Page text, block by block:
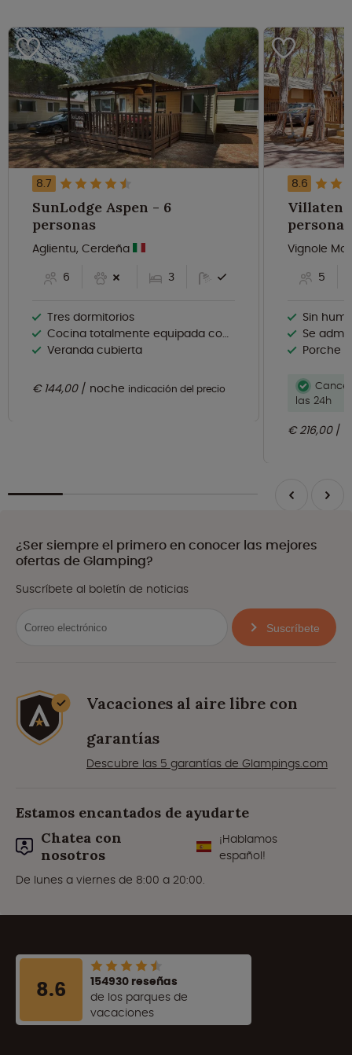
8.7
SunLodge Aspen - 6
personas
Aglientu, Cerdeña
6
3
Tres dormitorios
Cocina totalmente equipada con lavavajillas
Veranda cubierta
€ 144,00 noche indicación del precio
8.6
Villatent
personas
Vignole
5
Sin
Se
Porche
las 24h
€ 216,00
¿Ser siempre el primero en conocer las mejores
ofertas de Glamping?
Suscríbete al boletín de noticias
Suscríbete
Vacaciones al aire libre con
garantías
Descubre las 5 garantías de Glampings.com
Estamos encantados de ayudarte
Chatea con
nosotros
¡Hablamos
español!
De lunes a viernes de 8:00 a 20:00.
8.6
154930 reseñas
de los parques de
vacaciones